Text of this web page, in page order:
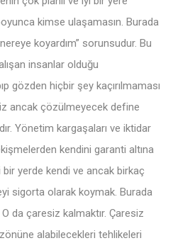
kimse ulaşamasın. Burada
koyardım” sorunsudur. Bu
insanlar olduğu
gözden hiçbir şey kaçırılmaması
ancak çözülmeyecek define
Yönetim kargaşaları ve iktidar
kendini garanti altına
yerde kendi ve ancak birkaç
sigorta olarak koymak. Burada
da çaresiz kalmaktır. Çaresiz
alabilecekleri tehlikeleri